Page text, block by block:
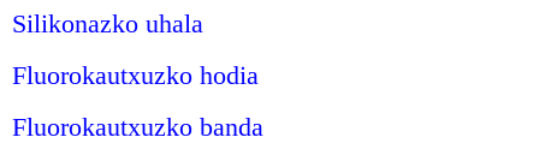
Silikonazko uhala
Fluorokautxuzko hodia
Fluorokautxuzko banda